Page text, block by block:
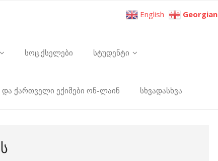
სოც.ქსელები სტუდენტი
ქართველი ექიმები ონ-ლაინ სხვადასხვა
English Georgian